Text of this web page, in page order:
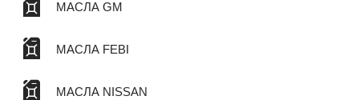
МАСЛА GM
МАСЛА FEBI
МАСЛА NISSAN